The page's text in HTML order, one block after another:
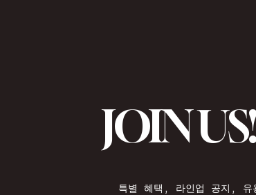
JOIN US!
특별 혜택, 라인업 공지, 유